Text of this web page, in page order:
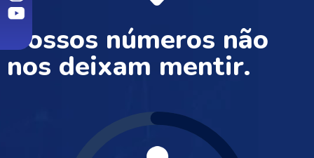
Nossos números não
nos deixam mentir.